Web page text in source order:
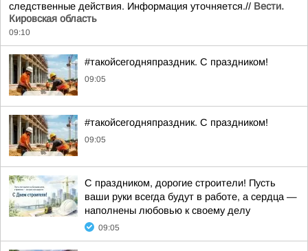
следственные действия. Информация уточняется.// Вести.
Кировская область
09:10
#такойсегодняпраздник. С праздником!
09:05
#такойсегодняпраздник. С праздником!
09:05
С праздником, дорогие строители! Пусть
ваши руки всегда будут в работе, а сердца —
наполнены любовью к своему делу
09:05